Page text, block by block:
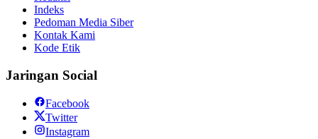
Indeks
Pedoman Media Siber
Kontak Kami
Kode Etik
Jaringan Social
Facebook
Twitter
Instagram